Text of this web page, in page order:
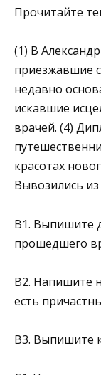
Прочитайте
(1) В
приезжавшие
недавно
искавшие
врачей. (4)
красотах
Вывозились из
B1. Выпишите
прошедшего
В2. Напишите
есть
В3. Выпишите